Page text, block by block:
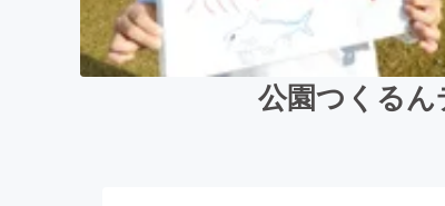
公園つくる